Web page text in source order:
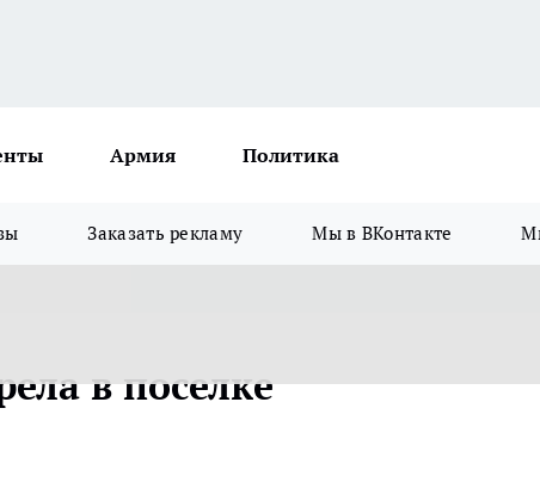
Армия Политика
Заказать рекламу Мы в ВКонтакте
в поселке